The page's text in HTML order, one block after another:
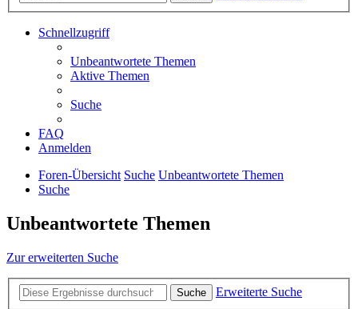
Schnellzugriff
Unbeantwortete Themen
Aktive Themen
Suche
FAQ
Anmelden
Foren-Übersicht Suche Unbeantwortete Themen
Suche
Unbeantwortete Themen
Zur erweiterten Suche
Suche
Erweiterte Suche